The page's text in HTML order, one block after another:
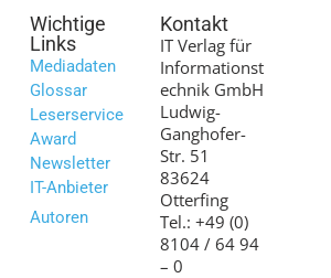
Wichtige
Links
Mediadaten
Glossar
Leserservice
Award
Newsletter
IT-Anbieter
Autoren
Kontakt
IT Verlag für
Informationst
echnik GmbH
Ludwig-
Ganghofer-
Str. 51
83624
Otterfing
Tel.: +49 (0)
8104 / 64 94
– 0